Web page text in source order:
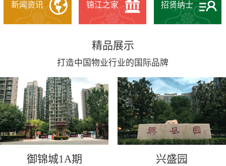
新闻资讯 锦江之家 招贤纳士
精品展示
打造中国物业行业的国际品牌
御锦城1A期 兴盛园